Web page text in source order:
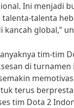
Ini menjadi
talenta
kancah global,”
tim-tim
di turnamen
terus
tim Dota 2